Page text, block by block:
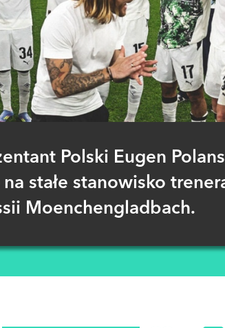
Polski Eugen
stałe stanowisko
Moenchengladbach.